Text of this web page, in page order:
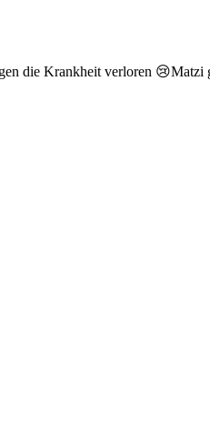
die Krankheit verloren 😢Matzi